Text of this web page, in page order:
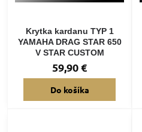
Krytka kardanu TYP 1
YAMAHA DRAG STAR 650
V STAR CUSTOM
59,90 €
Do košíka